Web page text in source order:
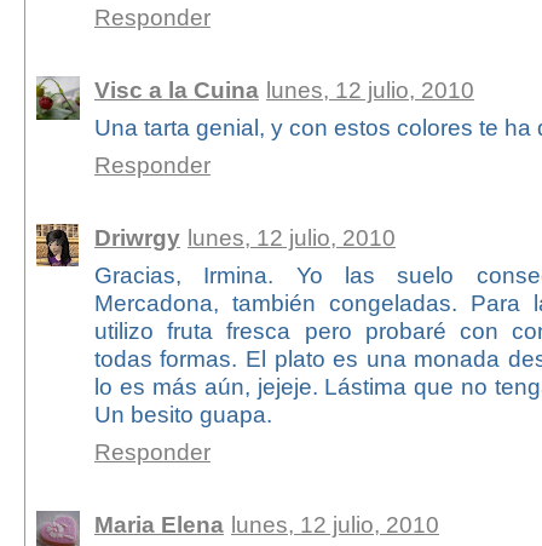
Responder
Visc a la Cuina lunes, 12 julio, 2010
Una tarta genial, y con estos colores te
Responder
Driwrgy lunes, 12 julio, 2010
Gracias, Irmina. Yo las suelo
Mercadona, también congeladas. Para
utilizo fruta fresca pero probaré con
todas formas. El plato es una monada
lo es más aún, jejeje. Lástima que no
Un besito guapa.
Responder
Maria Elena lunes, 12 julio, 2010